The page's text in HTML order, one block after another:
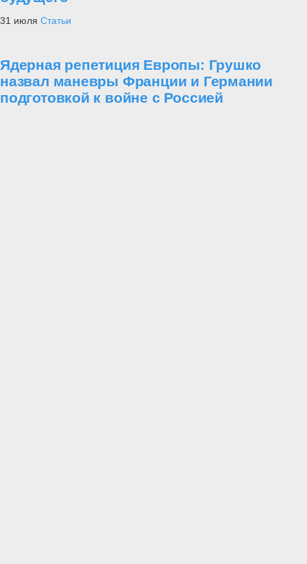
31 июля Статьи
Ядерная репетиция Европы: Грушко
назвал маневры Франции и Германии
подготовкой к войне с Россией